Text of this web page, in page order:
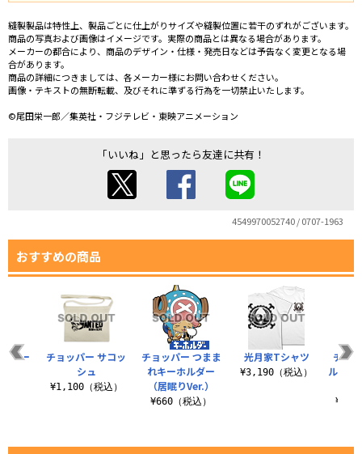
縫製製品は特性上、製品ごとに仕上がりサイズや縫製位置に若干のずれがございます。
商品の写真および画像はイメージです。実際の商品とは異なる場合があります。
メーカーの都合により、商品のデザイン・仕様・発売日などは予告なく変更となる場
合があります。
商品の詳細につきましては、各メーカー様にお問い合わせください。
画像・テキストの無断転載、及びそれに準ずる行為を一切禁止いたします。
©尾田栄一郎／集英社・フジテレビ・東映アニメーション
「いいね」と思ったら友達に共有！
4549970052740 / 0707-1963
おすすめの商品
チョッパー つまま
れキーホルダー
（居眠りVer.）
¥660（税込）
光月家Tシャツ
¥3,190（税込）
チョ
ルケー
パー
チョッパー サコッ
シュ
¥1,100（税込）